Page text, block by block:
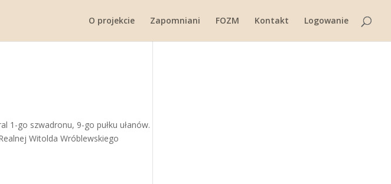
O projekcie Zapomniani FOZM Kontakt Logowanie
1-go szwadronu, 9-go pułku ułanów.
Witolda Wróblewskiego